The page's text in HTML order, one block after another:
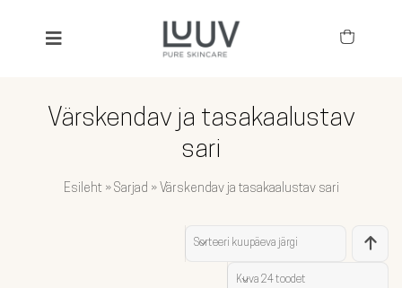
Toggle
BESTSELLERID
Värskendav ja tasakaalustav
sari
Esileht» Sarjad » Värskendav ja tasakaalustav sari
Sorteeri kuupäeva järgi
Kuva24 toodet